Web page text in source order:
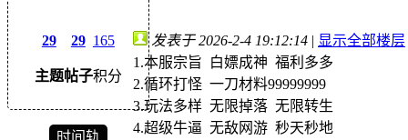
29
主题
29
帖子
165
积分
时间轨
发表于 2026-2-4 19:12:14 | 显示全部楼层
1.本服宗旨 白嫖成神 福利多多
2.循环打怪 一刀材料99999999
3.玩法多样 无限掉落 无限转生
4.超级牛逼 无敌网游 秒天秒地